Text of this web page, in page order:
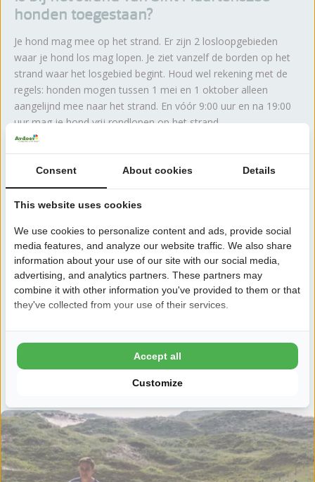
honden toegestaan?
Je hond mag mee op het strand. Er zijn 2 losloopgebieden
waar je hond los mag lopen. Je ziet vanzelf de borden op het
strand waar het losgebied begint. Houd wel rekening met de
regels: honden mogen tussen 1 mei en 1 oktober alleen
aangelijnd mee naar het strand. En vóór 9:00 uur en na 19:00
uur mag je hond vrij rondlopen op het strand.
Tip:verblijf je op Camping Sint Maartenszee? Spoel dan je
hond af bij de
hondendouche.
Maartenszee parkeren?
Je kuntgratis parkerenaan het strand. Ook zijn er genoeg
parkeerplaatsen voor mindervaliden bij het strand van Sint
Maartenszee.
Verblijf je op Camping Sint Maartenszee? Binnen 15 minuten
ben je bij het strand. Liever niet lopen? Pak dan de beachbus
naar het strand. Je betaalt €1 per persoon. Strandspullen en
Consent About cookies Details
This website uses cookies
We use cookies to personalize content and ads, provide social
media features, and analyze our website traffic. We also share
information about your use of our site with our social media,
advertising, and analytics partners. These partners may
combine it with other information you've provided to them or that
they've collected from your use of their services.
Customize
Accept all